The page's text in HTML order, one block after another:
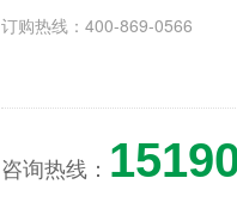
订购热线：400-869-0566
咨询热线：